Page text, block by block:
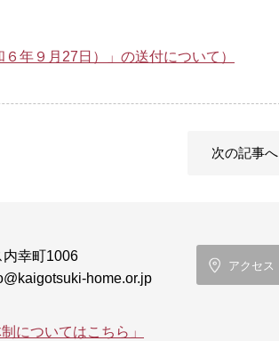
年９月27日）」の送付について）
次の記事へ
幸町1006
home.or.jp
についてはこちら」
アクセス